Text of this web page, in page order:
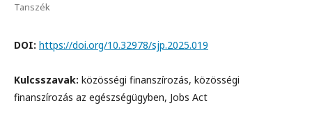
Tanszék
DOI: https://doi.org/10.32978/sjp.2025.019
Kulcsszavak: közösségi finanszírozás, közösségi
finanszírozás az egészségügyben, Jobs Act